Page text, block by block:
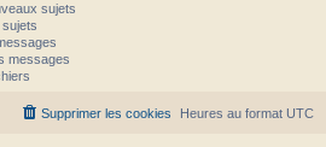
sujets
messages
Heures au format UTC
Supprimer les cookies